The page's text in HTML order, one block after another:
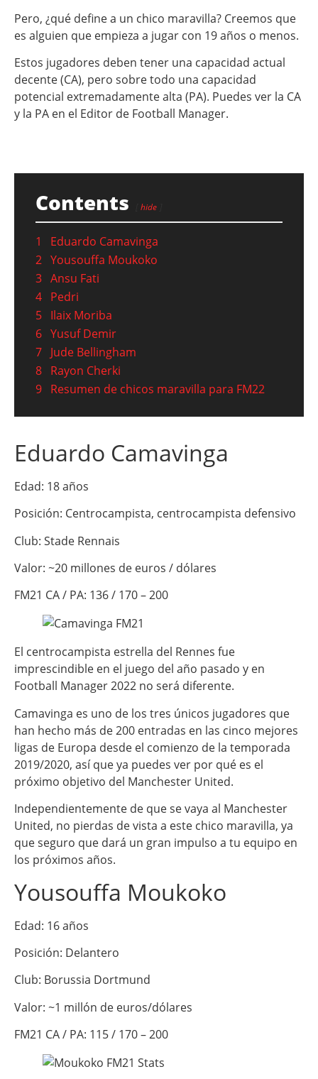
Pero, ¿qué define a un chico maravilla? Creemos que
es alguien que empieza a jugar con 19 años o menos.
Estos jugadores deben tener una capacidad actual
decente (CA), pero sobre todo una capacidad
potencial extremadamente alta (PA). Puedes ver la CA
y la PA en el Editor de Football Manager.
Contents hide
1
Eduardo Camavinga
2 Yousouffa Moukoko
3 Ansu Fati
4 Pedri
5 Ilaix Moriba
6 Yusuf Demir
7 Jude Bellingham
8 Rayon Cherki
9 Resumen de chicos maravilla para FM22
Eduardo Camavinga
Edad: 18 años
Posición: Centrocampista, centrocampista defensivo
Club: Stade Rennais
Valor: ~20 millones de euros / dólares
FM21 CA / PA: 136 / 170 – 200
El centrocampista estrella del Rennes fue
imprescindible en el juego del año pasado y en
Football Manager 2022 no será diferente.
Camavinga es uno de los tres únicos jugadores que
han hecho más de 200 entradas en las cinco mejores
ligas de Europa desde el comienzo de la temporada
2019/2020, así que ya puedes ver por qué es el
próximo objetivo del Manchester United.
Independientemente de que se vaya al Manchester
United, no pierdas de vista a este chico maravilla, ya
que seguro que dará un gran impulso a tu equipo en
los próximos años.
Yousouffa Moukoko
Edad: 16 años
Posición: Delantero
Club: Borussia Dortmund
Valor: ~1 millón de euros/dólares
FM21 CA / PA: 115 / 170 – 200